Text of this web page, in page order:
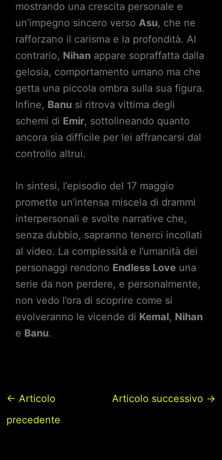
mostrando una crescita personale e
un’impegno sincero verso Asu, che ne
rafforzano il carisma e la profondità. Al
contrario, Nihanappare sopraffatta dalla
gelosia, comportamento umano ma che
getta una piccola ombra sulla sua figura.
Infine, Banusi ritrova vittima degli
schemi di Emir, sottolineando quanto
ancora sia difficile per lei affrancarsi dal
controllo altrui.
In sintesi, l’episodio del 17 maggio
promette un’intensa miscela di drammi
interpersonali e svolte narrative che,
senza dubbio, sapranno tenerci incollati
al video. La complessità e l’umanità dei
personaggi rendono Endless Love una
serie da non perdere, e personalmente,
non vedo l’ora di scoprire come si
evolveranno le vicende di Kemal, Nihan
e Banu.
← Articolo
precedente
Articolo successivo →